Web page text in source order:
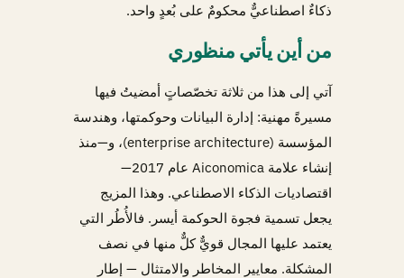
ذكاءٌ اصطناعيٌّ محكومٌ على بُعدٍ واحد.
من أين يأتي منظوري
آتي إلى هذا من ثلاثة تخصّصاتٍ أمضيتُ فيها
مسيرةً مهنية: إدارة البيانات وحوكمتها، وهندسة
المؤسسة (enterprise architecture)، و—منذ
إنشاء علامة Aiconomica عام 2017—
اقتصاديات الذكاء الاصطناعي. وهذا المزيج
يجعل تسمية فجوة الحوكمة أيسر. فالأُطُر التي
يعتمد عليها المجال قويٌّ كلٌّ منها في نصف
المشكلة. معايير المخاطر والامتثال — إطار